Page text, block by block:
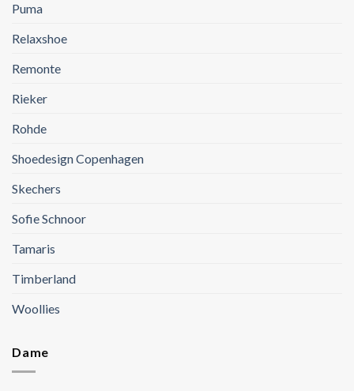
Puma
Relaxshoe
Remonte
Rieker
Rohde
Shoedesign Copenhagen
Skechers
Sofie Schnoor
Tamaris
Timberland
Woollies
Dame